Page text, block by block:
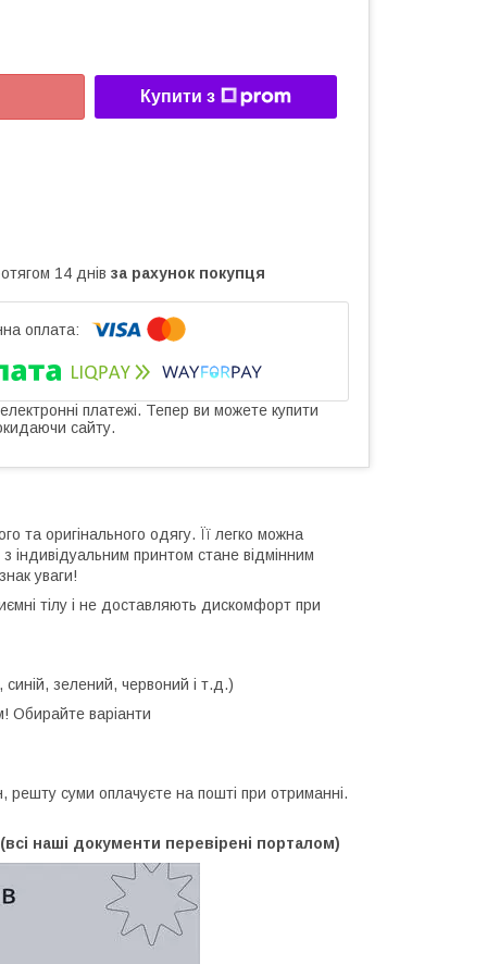
Купити з
14 днів за рахунок покупця
платежі. Тепер ви можете купити
сайту.
та оригінального одягу. Її легко можна
принтом стане відмінним
уваги!
тілу і не доставляють дискомфорт при
синій, зелений, червоний і т.д.)
Обирайте варіанти
суми оплачуєте на пошті при отриманні.
наші документи перевірені порталом)